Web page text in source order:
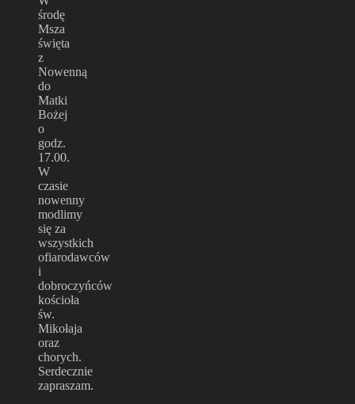
środę
Msza
święta
z
Nowenną
do
Matki
Bożej
o
godz.
17.00.
W
czasie
nowenny
modlimy
się za
wszystkich
ofiarodawców
i
dobroczyńców
kościoła
św.
Mikołaja
oraz
chorych.
Serdecznie
zapraszam.